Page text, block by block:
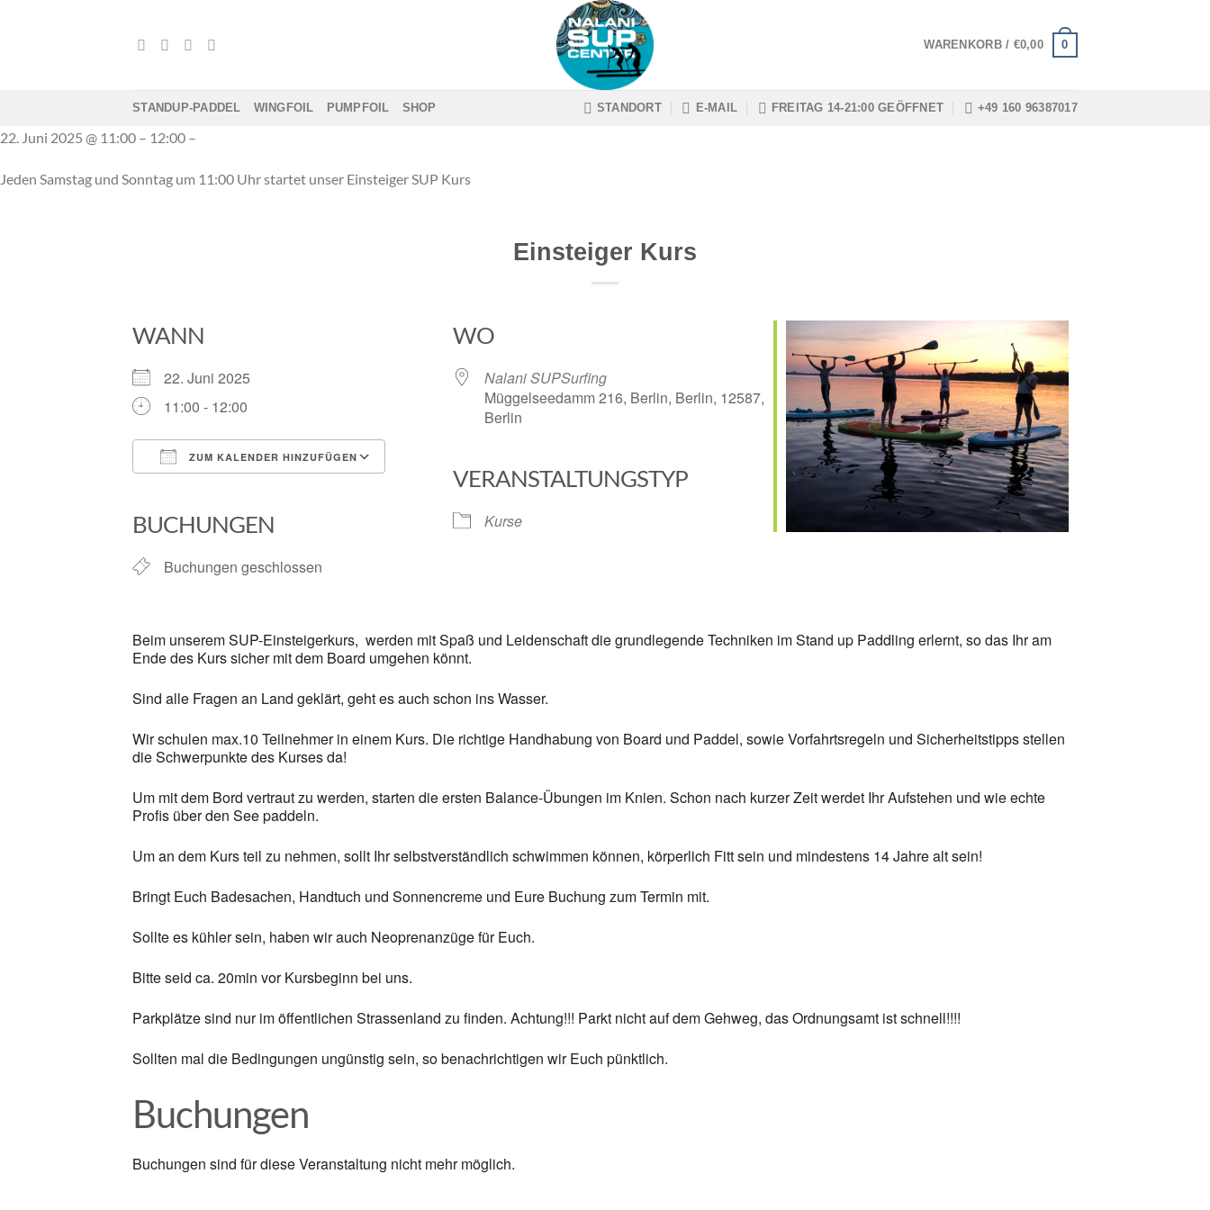
WARENKORB / €0,00 0
STANDUP-PADDEL WINGFOIL PUMPFOIL SHOP STANDORT E-MAIL FREITAG 14-21:00 GEÖFFNET +49 160 96387017
22. Juni 2025 @ 11:00 – 12:00 –
Jeden Samstag und Sonntag um 11:00 Uhr startet unser Einsteiger SUP Kurs
Einsteiger Kurs
WANN
22. Juni 2025
11:00 - 12:00
ZUM KALENDER HINZUFÜGEN
Google Kalender iCalendar Office 365
BUCHUNGEN
Buchungen geschlossen
WO
Nalani SUPSurfing
Müggelseedamm 216, Berlin, Berlin, 12587,
Berlin
VERANSTALTUNGSTYP
Kurse
Beim unserem SUP-Einsteigerkurs, werden mit Spaß und Leidenschaft die grundlegende Techniken im Stand up Paddling erlernt, so das Ihr am
Ende des Kurs sicher mit dem Board umgehen könnt.
Sind alle Fragen an Land geklärt, geht es auch schon ins Wasser.
Wir schulen max.10 Teilnehmer in einem Kurs. Die richtige Handhabung von Board und Paddel, sowie Vorfahrtsregeln und Sicherheitstipps stellen
die Schwerpunkte des Kurses da!
Um mit dem Bord vertraut zu werden, starten die ersten Balance-Übungen im Knien. Schon nach kurzer Zeit werdet Ihr Aufstehen und wie echte
Profis über den See paddeln.
Um an dem Kurs teil zu nehmen, sollt Ihr selbstverständlich schwimmen können, körperlich Fitt sein und mindestens 14 Jahre alt sein!
Bringt Euch Badesachen, Handtuch und Sonnencreme und Eure Buchung zum Termin mit.
Sollte es kühler sein, haben wir auch Neoprenanzüge für Euch.
Bitte seid ca. 20min vor Kursbeginn bei uns.
Parkplätze sind nur im öffentlichen Strassenland zu finden. Achtung!!! Parkt nicht auf dem Gehweg, das Ordnungsamt ist schnell!!!!
Sollten mal die Bedingungen ungünstig sein, so benachrichtigen wir Euch pünktlich.
Buchungen
Buchungen sind für diese Veranstaltung nicht mehr möglich.